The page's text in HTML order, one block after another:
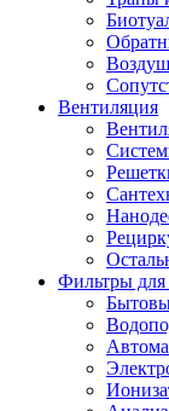
Вентиляция
Фильтры